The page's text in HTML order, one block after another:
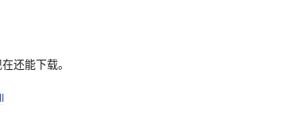
还能下载。